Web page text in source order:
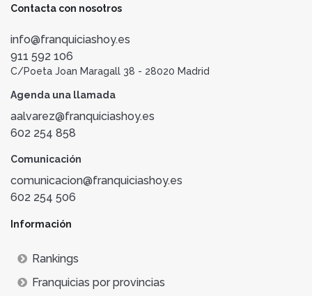
Contacta con nosotros
info@franquiciashoy.es
911 592 106
C/Poeta Joan Maragall 38 - 28020 Madrid
Agenda una llamada
aalvarez@franquiciashoy.es
602 254 858
Comunicación
comunicacion@franquiciashoy.es
602 254 506
Información
Rankings
Franquicias por provincias